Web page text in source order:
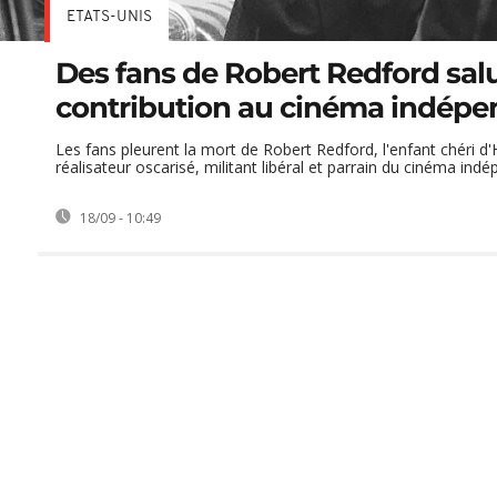
ETATS-UNIS
Des fans de Robert Redford
contribution au cinéma
Les fans pleurent la mort de Robert Redford, l'enfant chéri
réalisateur oscarisé, militant libéral et parrain du cinéma
18/09 - 10:49